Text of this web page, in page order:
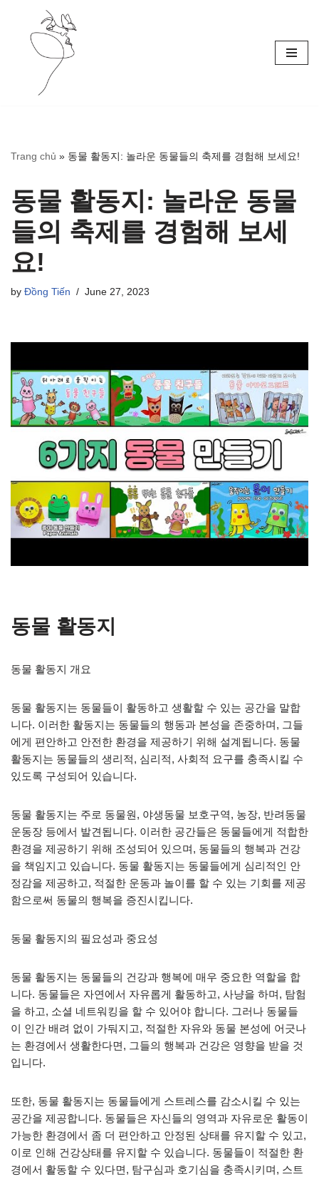
Skip
Trang chủ » 동물 활동지: 놀라운 동물들의 축제를 경험해 보세요!
동물 활동지: 놀라운 동물
들의 축제를 경험해 보세
요!
by Đồng Tiến June 27, 2023
동물 활동지
동물 활동지 개요
동물 활동지는 동물들이 활동하고 생활할 수 있는 공간을 말합
니다. 이러한 활동지는 동물들의 행동과 본성을 존중하며, 그들
에게 편안하고 안전한 환경을 제공하기 위해 설계됩니다. 동물
활동지는 동물들의 생리적, 심리적, 사회적 요구를 충족시킬 수
있도록 구성되어 있습니다.
동물 활동지는 주로 동물원, 야생동물 보호구역, 농장, 반려동물
운동장 등에서 발견됩니다. 이러한 공간들은 동물들에게 적합한
환경을 제공하기 위해 조성되어 있으며, 동물들의 행복과 건강
을 책임지고 있습니다. 동물 활동지는 동물들에게 심리적인 안
정감을 제공하고, 적절한 운동과 놀이를 할 수 있는 기회를 제공
함으로써 동물의 행복을 증진시킵니다.
동물 활동지의 필요성과 중요성
동물 활동지는 동물들의 건강과 행복에 매우 중요한 역할을 합
니다. 동물들은 자연에서 자유롭게 활동하고, 사냥을 하며, 탐험
을 하고, 소셜 네트워킹을 할 수 있어야 합니다. 그러나 동물들
이 인간 배려 없이 가둬지고, 적절한 자유와 동물 본성에 어긋나
는 환경에서 생활한다면, 그들의 행복과 건강은 영향을 받을 것
입니다.
또한, 동물 활동지는 동물들에게 스트레스를 감소시킬 수 있는
공간을 제공합니다. 동물들은 자신들의 영역과 자유로운 활동이
가능한 환경에서 좀 더 편안하고 안정된 상태를 유지할 수 있고,
이로 인해 건강상태를 유지할 수 있습니다. 동물들이 적절한 환
경에서 활동할 수 있다면, 탐구심과 호기심을 충족시키며, 스트